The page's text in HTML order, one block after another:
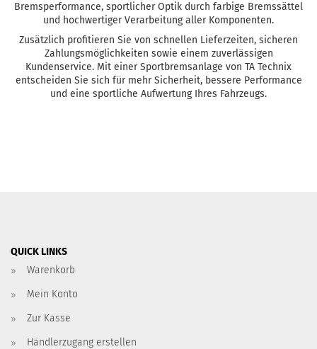
Bremsperformance, sportlicher Optik durch farbige Bremssättel
und hochwertiger Verarbeitung aller Komponenten.
Zusätzlich profitieren Sie von schnellen Lieferzeiten, sicheren
Zahlungsmöglichkeiten sowie einem zuverlässigen
Kundenservice. Mit einer Sportbremsanlage von TA Technix
entscheiden Sie sich für mehr Sicherheit, bessere Performance
und eine sportliche Aufwertung Ihres Fahrzeugs.
QUICK LINKS
Warenkorb
Mein Konto
Zur Kasse
Händlerzugang erstellen